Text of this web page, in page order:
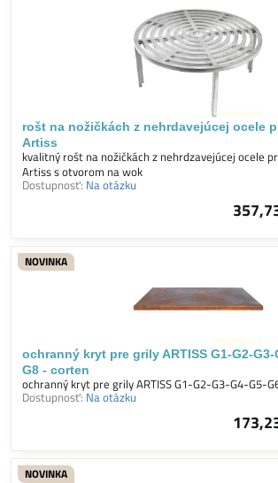
rošt na nožičkách z nehrdavejúcej ocele
Artiss
kvalitný rošt na nožičkách z nehrdzavejúcej ocele
Artiss s otvorom na wok
Dostupnosť: Na otázku
ochranný kryt pre grily ARTISS G1-G2-G3-
G8 - corten
NOVINKA
ochranný kryt pre grily ARTISS G1-G2-G3-G4-G5-
Dostupnosť: Na otázku
NOVINKA